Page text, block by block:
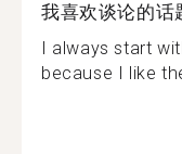
我喜欢谈论的话
I always start
because I like